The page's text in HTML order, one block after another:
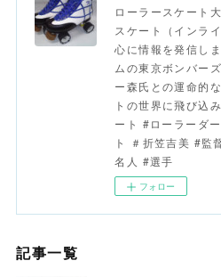
ローラースケート
スケート（インラ
心に情報を発信し
ムの東京ボンバー
ー森氏との運命的
トの世界に飛び込
ート #ローラーダ
ト ＃折笠吉美 #監
名人 #選手
フォロー
記事一覧